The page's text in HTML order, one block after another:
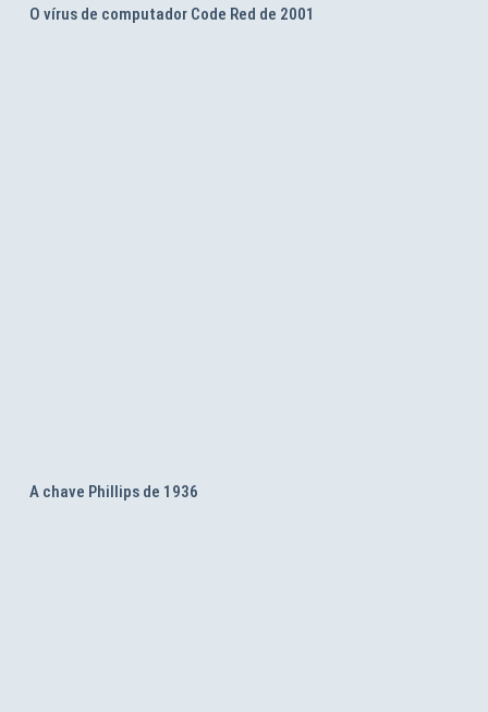
O vírus de computador Code Red de 2001
A chave Phillips de 1936